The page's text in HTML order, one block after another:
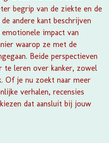
begrip van de ziekte en de
andere kant beschrijven
impact van
waarop ze met de
Beide perspectieven
te leren over kanker, zowel
Of je nu zoekt naar meer
verhalen, recensies
dat aansluit bij jouw